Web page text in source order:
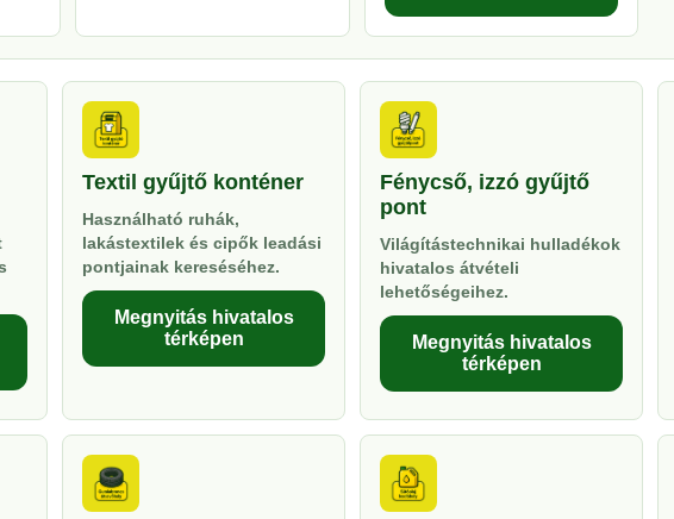
Textil gyűjtő konténer
Használható ruhák,
lakástextilek és cipők leadási
pontjainak kereséséhez.
Megnyitás hivatalos
térképen
Fénycső, izzó gyűjtő
pont
Világítástechnikai hulladékok
hivatalos átvételi
lehetőségeihez.
Megnyitás hivatalos
térképen